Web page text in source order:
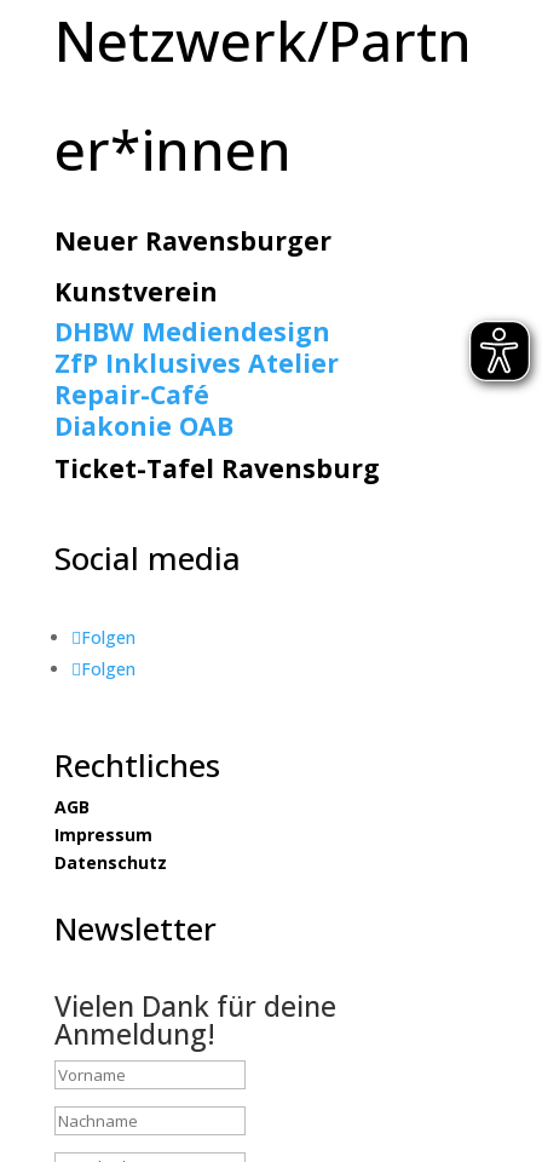
Netzwerk/Partn
er*innen
Neuer Ravensburger
Kunstverein
DHBW Mediendesign
ZfP Inklusives Atelier
Repair-Café
Diakonie OAB
Ticket-Tafel Ravensburg
Social media
Folgen
Folgen
Rechtliches
AGB
Impressum
Datenschutz
Newsletter
Vielen Dank für deine
Anmeldung!